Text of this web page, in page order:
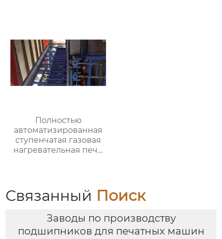
Полностью
автоматизированная
ступенчатая газовая
нагревательная печь,
нагревательная печь
для ковки
Связанный Поиск
Заводы по производству
подшипников для печатных машин